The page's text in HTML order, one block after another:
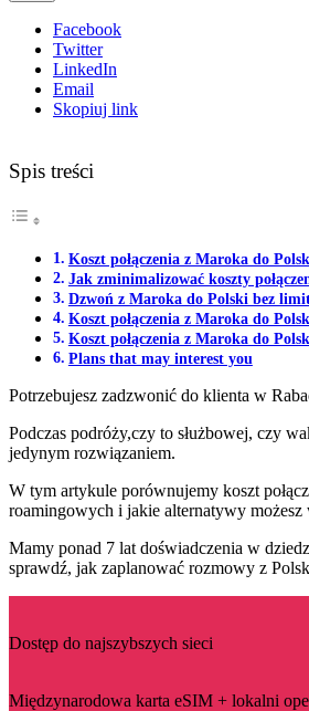
Facebook
Twitter
LinkedIn
Email
Skopiuj link
Spis treści
Koszt połączenia z Maroka do
Jak zminimalizować koszty
Dzwoń z Maroka do Polski bez
Koszt połączenia z Maroka do
Koszt połączenia z Maroka do
Plans that may interest you
Potrzebujesz zadzwonić do klienta w
Podczas podróży,czy to służbowej, czy
jedynym rozwiązaniem.
W tym artykule porównujemy koszt
roamingowych i jakie alternatywy
Mamy ponad 7 lat doświadczenia w
sprawdź, jak zaplanować rozmowy z
Dostęp do najszybszych sieci
Międzynarodowa karta eSIM + lokalni